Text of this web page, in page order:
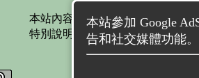
本站內容由 遊手好閒的石頭成製
特別說明者，應以GNU GPL、
本站參加 Google
告和社交媒體功能